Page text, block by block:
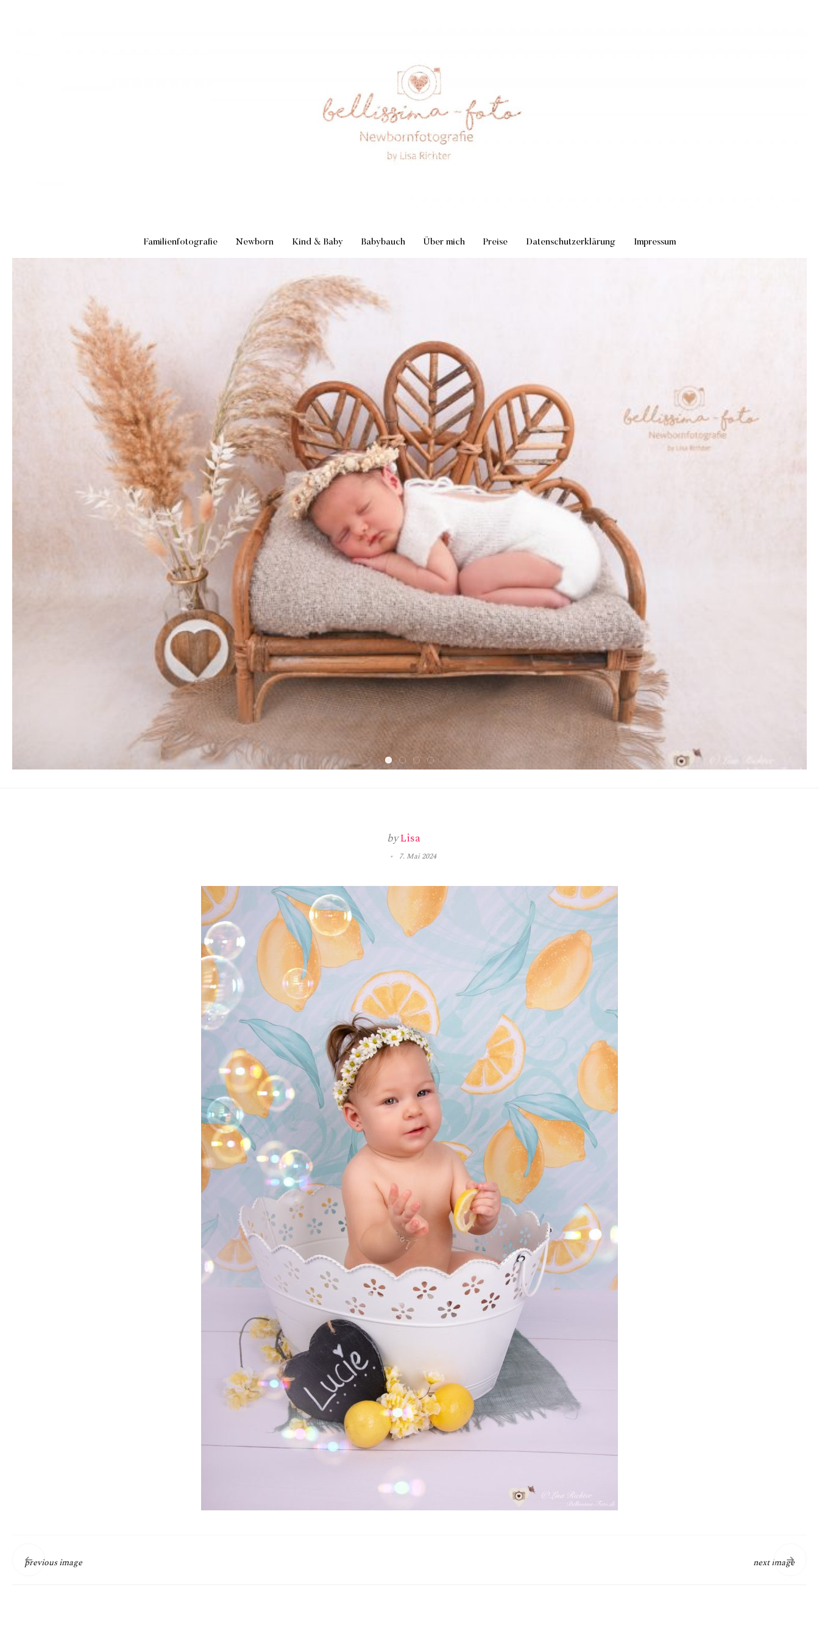
Familienfotografie Newborn Kind & Baby Babybauch Über mich Preise Datenschutzerklärung Impressum
byLisa
7. Mai 2024
previous image next image